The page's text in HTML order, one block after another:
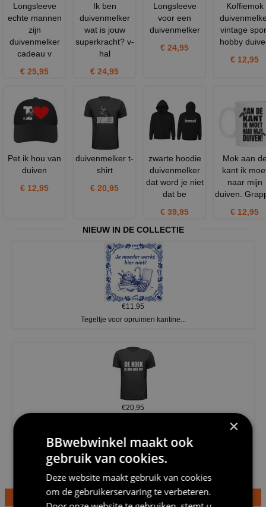
Longsleeve
echte mannen
zijn
duivenmelker
cadeau v
€ 25,95
Ik ben
duivenmelker
wat is jouw
superkracht? v-
hal
€ 24,95
Longsleeve
voor een
duivenmelker
€ 24,95
Koffiemok
vintage
hobby
€ 12,95
Pet ik hou van
duiven
€ 12,95
duivenmelker t-
shirt
€ 20,95
zwarte hoodie
duivenmelker
dat word je niet
dat be
€ 39,95
Mok aan
kant ik
naar mijn
duiven.
€ 12,95
NIEUW IN DE COLLECTIE
€11,95
Tegeltje voor opruimen kantine...
€20,95
×
BBwebwinkel maakt ook
gebruik van cookies.
Deze website maakt gebruik van cookies
om de gebruikerservaring te verbeteren.